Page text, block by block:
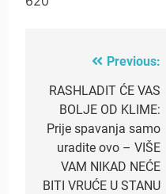
navigation
Previous:
RASHLADIT ĆE VAS
BOLJE OD KLIME:
Prije spavanja samo
uradite ovo – VIŠE
VAM NIKAD NEĆE
BITI VRUĆE U STANU